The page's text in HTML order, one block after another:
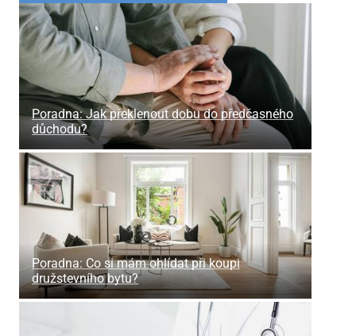
Poradna: Jak překlenout dobu do předčasného
důchodu?
Poradna: Co si mám ohlídat při koupi
družstevního bytu?